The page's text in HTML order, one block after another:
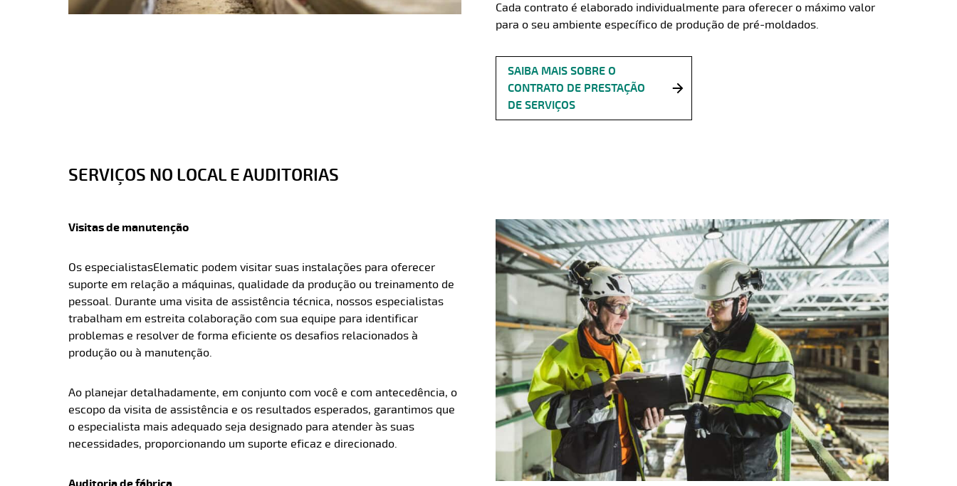
Cada contrato é elaborado individualmente para oferecer o máximo valor
para o seu ambiente específico de produção de pré-moldados.
SAIBA MAIS SOBRE O
CONTRATO DE PRESTAÇÃO
DE SERVIÇOS
SERVIÇOS NO LOCAL E AUDITORIAS
Visitas de manutenção
Os especialistasElematic podem visitar suas instalações para oferecer
suporte em relação a máquinas, qualidade da produção ou treinamento de
pessoal. Durante uma visita de assistência técnica, nossos especialistas
trabalham em estreita colaboração com sua equipe para identificar
problemas e resolver de forma eficiente os desafios relacionados à
produção ou à manutenção.
Ao planejar detalhadamente, em conjunto com você e com antecedência, o
escopo da visita de assistência e os resultados esperados, garantimos que
o especialista mais adequado seja designado para atender às suas
necessidades, proporcionando um suporte eficaz e direcionado.